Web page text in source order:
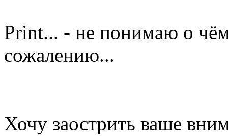
Print... - не понимаю о
сожалению...
Хочу заострить ваше